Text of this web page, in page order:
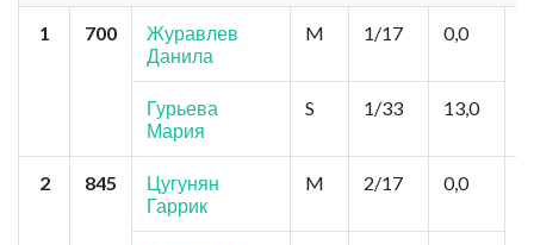
1 700
Журавлев
Данила
M 1/17 0,0
Гурьева
Мария
S 1/33 13,0
2 845
Цугунян
Гаррик
M 2/17 0,0